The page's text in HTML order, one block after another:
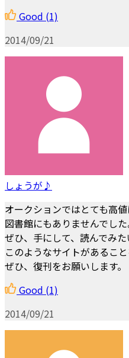
Good (1)
2014/09/21
しょうが♪
オークションではとても高
図書館にもありませんでした
ぜひ、手にして、読んでみた
このようなサイトがあるこ
ぜひ、復刊をお願いします。
Good (1)
2014/09/21